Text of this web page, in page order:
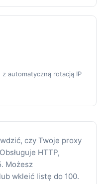
automatyczną rotacją IP
czy Twoje proxy
HTTP,
Możesz
wkleić listę do 100.